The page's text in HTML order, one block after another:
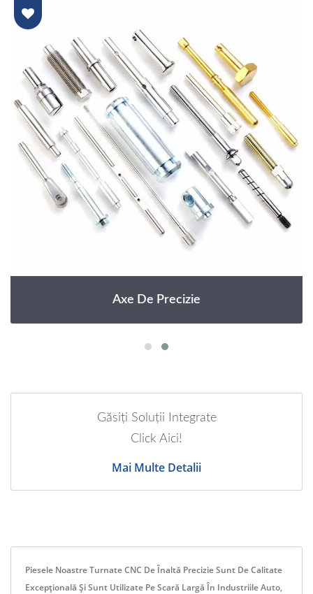
Axe De Precizie
Găsiți Soluții Integrate
Click Aici!
Mai Multe Detalii
Piesele Noastre Turnate CNC De Înaltă Precizie Sunt De Calitate
Excepțională Și Sunt Utilizate Pe Scară Largă În Industriile Auto,